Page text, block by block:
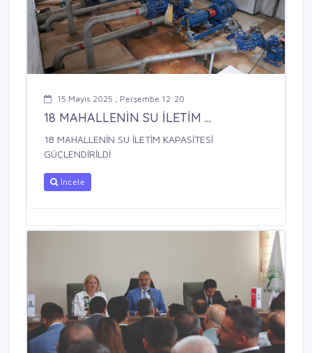
15 Mayıs 2025 , Perşembe 12:20
18 MAHALLENİN SU İLETİM ...
18 MAHALLENİN SU İLETİM KAPASİTESİ
GÜÇLENDİRİLDİ
İncele